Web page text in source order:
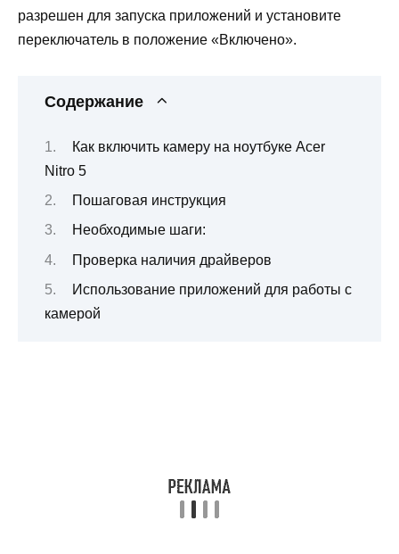
разрешен для запуска приложений и установите
переключатель в положение «Включено».
Содержание
Как включить камеру на ноутбуке Acer
Nitro 5
Пошаговая инструкция
Необходимые шаги:
Проверка наличия драйверов
Использование приложений для работы с
камерой